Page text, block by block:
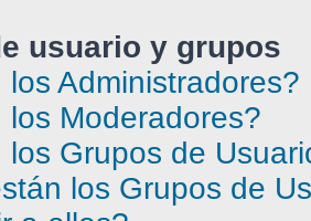
usuario y grupos
Administradores?
los Moderadores?
los Grupos de
los Grupos de